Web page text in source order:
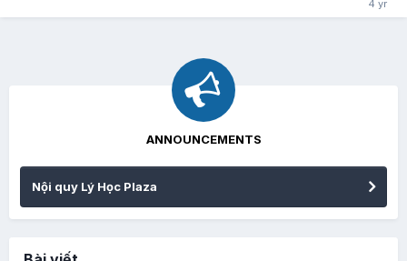
ANNOUNCEMENTS
Nội quy Lý Học Plaza